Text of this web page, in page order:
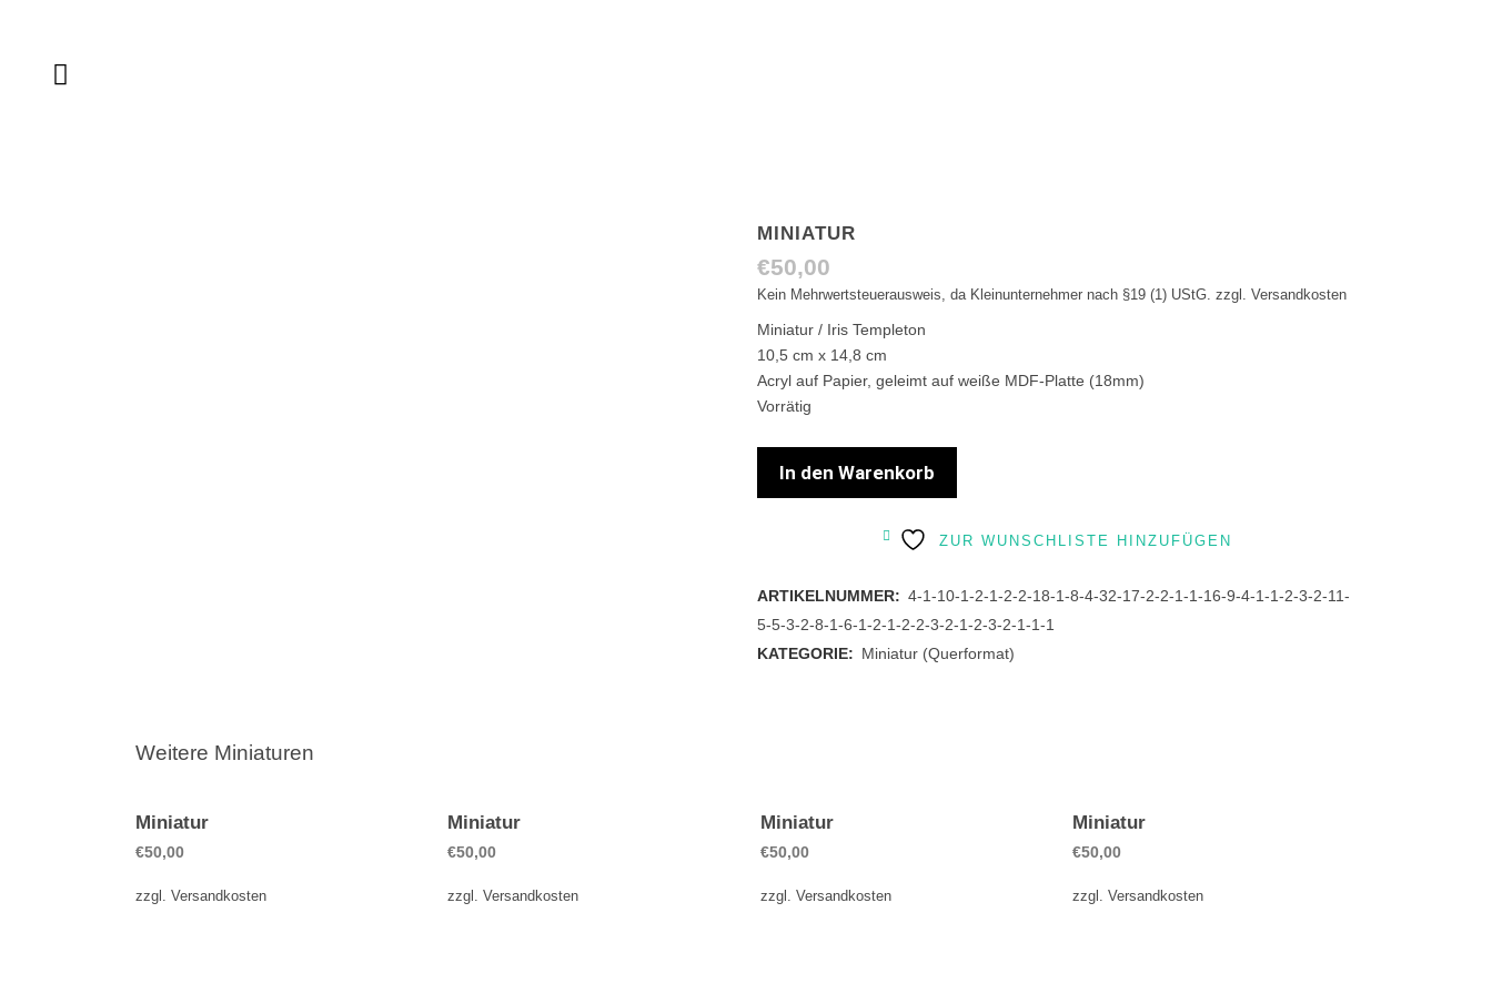
MINIATUR
€50,00
Kein Mehrwertsteuerausweis, da Kleinunternehmer nach §19 (1) UStG. zzgl. Versandkosten
Miniatur / Iris Templeton
10,5 cm x 14,8 cm
Acryl auf Papier, geleimt auf weiße MDF-Platte (18mm)
Vorrätig
Miniatur
In den Warenkorb
ZUR WUNSCHLISTE HINZUFÜGEN
ARTIKELNUMMER: 4-1-10-1-2-1-2-2-18-1-8-4-32-17-2-2-1-1-16-9-4-1-1-2-3-2-11-
5-5-3-2-8-1-6-1-2-1-2-2-3-2-1-2-3-2-1-1-1
KATEGORIE: Miniatur (Querformat)
Weitere Miniaturen
Miniatur
€50,00
zzgl. Versandkosten
Miniatur
€50,00
zzgl.Versandkosten
Miniatur
€50,00
zzgl. Versandkosten
Miniatur
€50,00
zzgl. Versandkosten